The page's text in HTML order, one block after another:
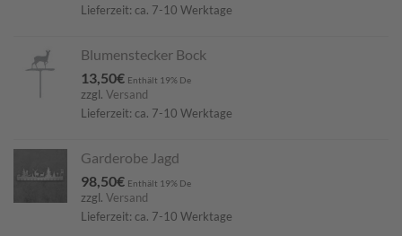
Lieferzeit: ca. 7-10 Werktage
Blumenstecker Bock
13,50€ Enthält 19% De
zzgl. Versand
Lieferzeit: ca. 7-10 Werktage
Garderobe Jagd
98,50€ Enthält 19% De
zzgl. Versand
Lieferzeit: ca. 7-10 Werktage